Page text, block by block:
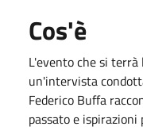
Cos'è
L'evento che si
un'intervista
Federico Buffa
passato e